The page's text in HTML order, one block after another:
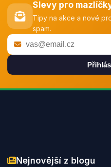
Slevy pro
Tipy na akce a nové
spam.
Nejnovější z blogu